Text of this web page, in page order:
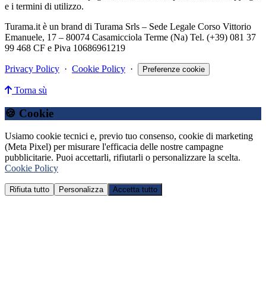
e i termini di utilizzo.
Turama.it è un brand di Turama Srls – Sede Legale Corso Vittorio
Emanuele, 17 – 80074 Casamicciola Terme (Na) Tel. (+39) 081 37
99 468 CF e Piva 10686961219
Privacy Policy · Cookie Policy · Preferenze cookie
Torna sù
🍪 Cookie
Usiamo cookie tecnici e, previo tuo consenso, cookie di marketing
(Meta Pixel) per misurare l'efficacia delle nostre campagne
pubblicitarie. Puoi accettarli, rifiutarli o personalizzare la scelta.
Cookie Policy
Rifiuta tutto Personalizza Accetta tutto